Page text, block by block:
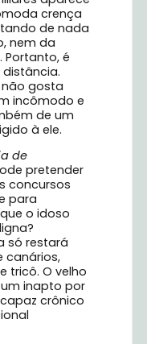
crença
de nada
nem da
é
gosta
incômodo e
de um
à ele.
de
pretender
concursos
para
o idoso
só restará
canários,
tricô. O velho
inapto por
crônico